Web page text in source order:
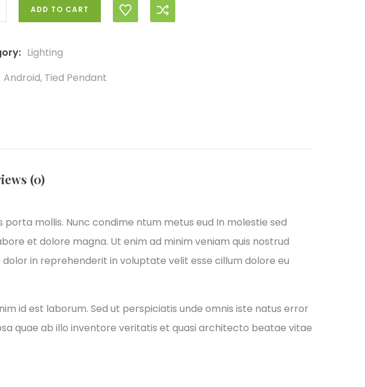
ADD TO CART
Lighting
Android, Tied Pendant
(0)
mollis. Nunc condime ntum metus eud In molestie sed
et dolore magna. Ut enim ad minim veniam quis nostrud
in reprehenderit in voluptate velit esse cillum dolore eu
id est laborum. Sed ut perspiciatis unde omnis iste natus error
quae ab illo inventore veritatis et quasi architecto beatae vitae